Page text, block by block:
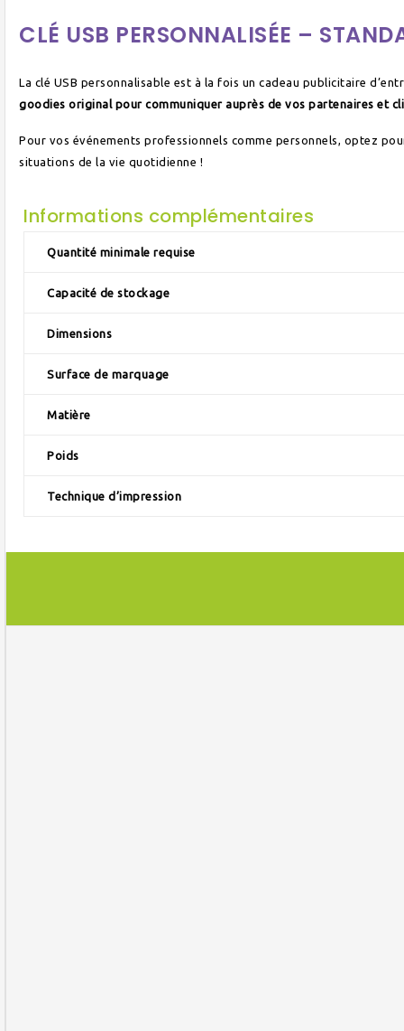
CLÉ USB PERSONNALISÉE –
La clé USB personnalisable est à la fois un cadeau publicitaire
goodies original pour communiquer auprès de vos partenaires et
Pour vos événements professionnels comme personnels, optez
situations de la vie quotidienne !
Informations complémentaires
Quantité minimale requise
Capacité de stockage
Dimensions
Surface de marquage
Matière
Poids
Technique d’impression